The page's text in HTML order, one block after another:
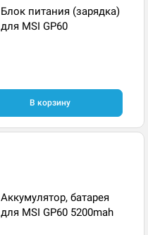
Блок питания (зарядка)
для MSI GP60
В корзину
Аккумулятор, батарея
для MSI GP60 5200mah